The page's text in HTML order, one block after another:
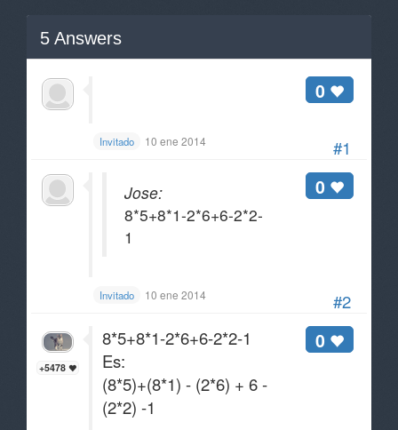
5 Answers
#1
0
Invitado 10 ene 2014
#2
0
Jose:
8*5+8*1-2*6+6-2*2-
1
Invitado 10 ene 2014
+5478
0
8*5+8*1-2*6+6-2*2-1
Es:
(8*5)+(8*1) - (2*6) + 6 -
(2*2) -1